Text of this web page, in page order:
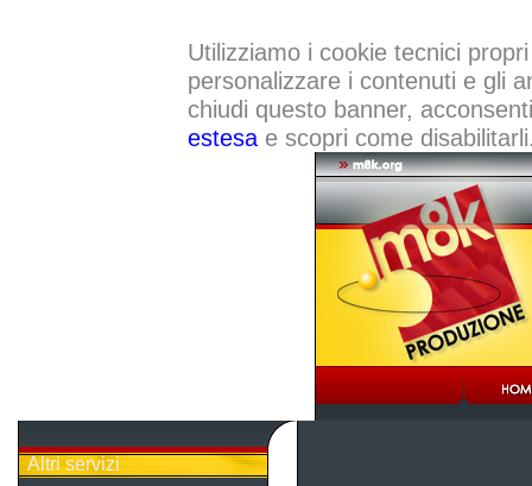
Utilizziamo i cookie tecnici
personalizzare i contenuti e gli
chiudi questo banner,
estesae scopri come
Altri servizi